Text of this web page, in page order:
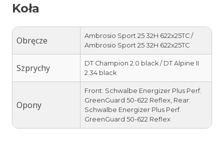
Koła
Obręcze
Ambrosio Sport 25 32H 622x25TC /
Ambrosio Sport 25 32H 622x25TC
Szprychy
DT Champion 2.0 black / DT Alpine II
2.34 black
Opony
Front: Schwalbe Energizer Plus Perf.
GreenGuard 50-622 Reflex, Rear:
Schwalbe Energizer Plus Perf.
GreenGuard 50-622 Reflex